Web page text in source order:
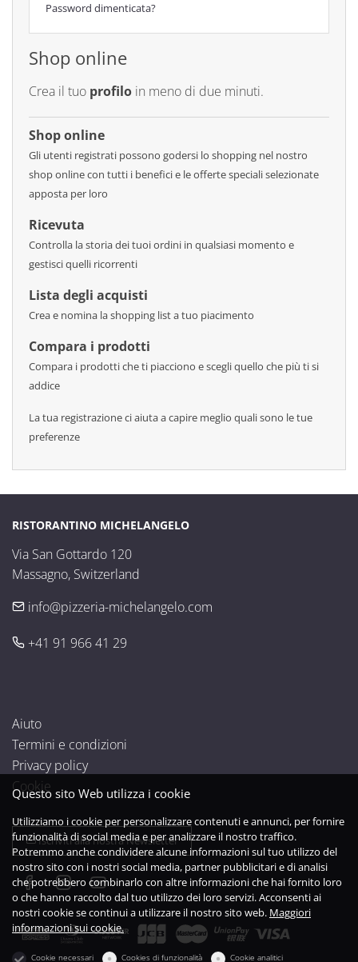
Password dimenticata?
Shop online
Crea il tuo profilo in meno di due minuti.
Shop online
Gli utenti registrati possono godersi lo shopping nel nostro
shop online con tutti i benefici e le offerte speciali selezionate
apposta per loro
Ricevuta
Controlla la storia dei tuoi ordini in qualsiasi momento e
gestisci quelli ricorrenti
Lista degli acquisti
Crea e nomina la shopping list a tuo piacimento
Compara i prodotti
Compara i prodotti che ti piacciono e scegli quello che più ti si
addice
La tua registrazione ci aiuta a capire meglio quali sono le tue
preferenze
RISTORANTINO MICHELANGELO
Via San Gottardo 120
Massagno, Switzerland
info@pizzeria-michelangelo.com
+41 91 966 41 29
Aiuto
Termini e condizioni
Privacy policy
Cookie
Iscriviti alla nostra Newsletter
Questo sito Web utilizza i cookie
Utilizziamo i cookie per personalizzare contenuti e annunci, per fornire
funzionalità di social media e per analizzare il nostro traffico.
Potremmo anche condividere alcune informazioni sul tuo utilizzo del
nostro sito con i nostri social media, partner pubblicitari e di analisi
che potrebbero combinarlo con altre informazioni che hai fornito loro
o che hanno raccolto dal tuo utilizzo dei loro servizi. Acconsenti ai
nostri cookie se continui a utilizzare il nostro sito web. Maggiori
informazioni sui cookie.
Cookie necessari Cookies di funzionalità Cookie analitici